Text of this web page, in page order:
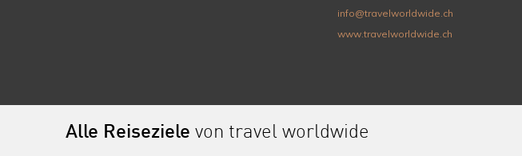
info@travelworldwide.ch
www.travelworldwide.ch
Alle Reiseziele von travel worldwide